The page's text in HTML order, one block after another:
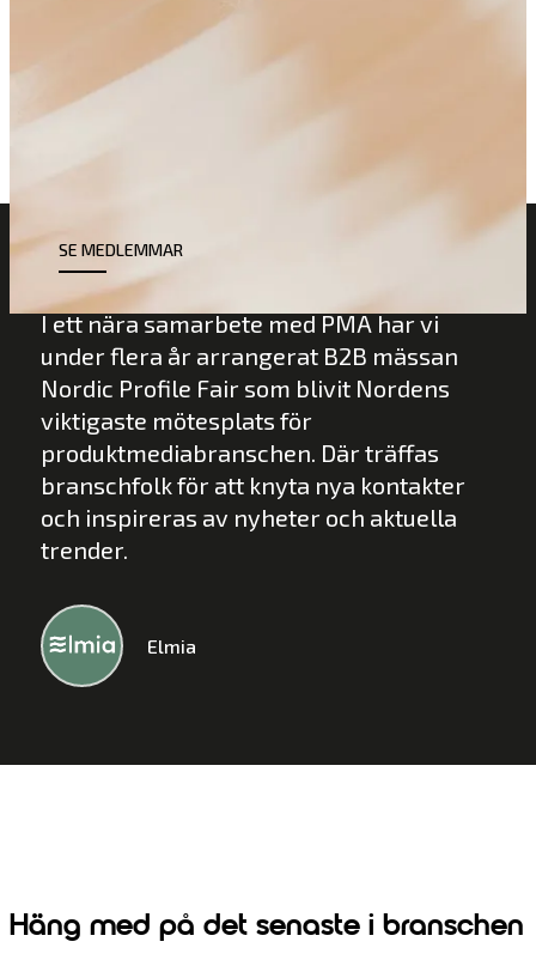
SE MEDLEMMAR
I ett nära samarbete med PMA har vi
under flera år arrangerat B2B mässan
Nordic Profile Fair som blivit Nordens
viktigaste mötesplats för
produktmediabranschen. Där träffas
branschfolk för att knyta nya kontakter
och inspireras av nyheter och aktuella
trender.
Elmia
Häng med på det senaste i branschen